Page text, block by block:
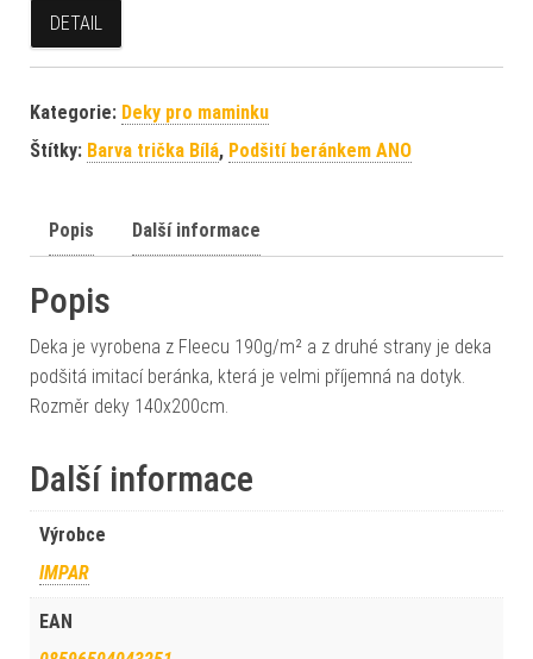
DETAIL
Kategorie: Deky pro maminku
Štítky: Barva trička Bílá, Podšití beránkem ANO
Popis Další informace
Popis
Deka je vyrobena z Fleecu 190g/m² a z druhé strany je deka
podšitá imitací beránka, která je velmi příjemná na dotyk.
Rozměr deky 140x200cm.
Další informace
Výrobce
IMPAR
EAN